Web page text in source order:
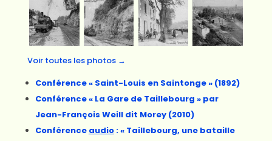
Voir toutes les photos →
Conférence « Saint-Louis en Saintonge » (1892)
Conférence « La Gare de Taillebourg » par
Jean-François Weill dit Morey (2010)
Conférence audio: « Taillebourg, une bataille